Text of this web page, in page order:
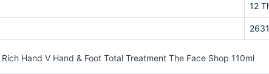
12
Hand V Hand & Foot Total Treatment The Face Shop 110ml